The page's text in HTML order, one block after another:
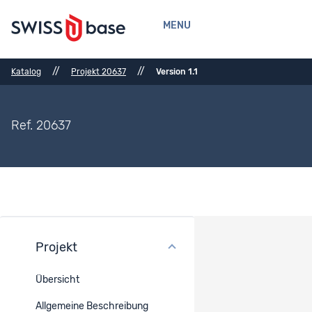
MENU
Katalog // Projekt 20637 // Version 1.1
Ref. 20637
Projekt
Übersicht
Allgemeine Beschreibung